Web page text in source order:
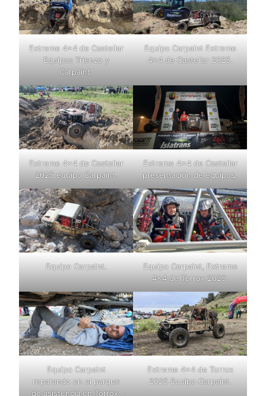
Extreme 4×4 de Castellar
Equipos Trienzo y
Carpaint.
Equipo Carpaint Extreme
4×4 de Castellar 2025.
Extreme 4×4 de Castellar
2025 equipo Carpaint.
Extreme 4×4 de Castellar
presentación de equipos.
Equipo Carpaint.
Equipo Carpaint, Extreme
4×4 de Torrox 2025.
Equipo Carpaint
reparando en el parque
de asistencia en Torrox.
Extreme 4×4 de Torrox
2025 Equipo Carpaint.